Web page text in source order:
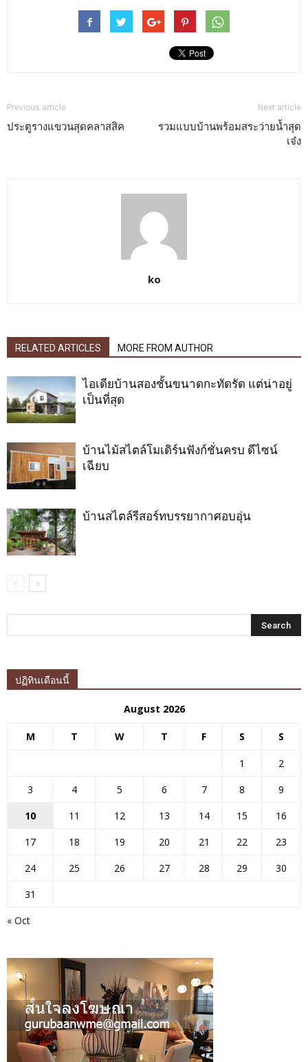
Previous article
ประตูรางแขวนสุดคลาสสิค
Next article
รวมแบบบ้านพร้อมสระว่ายน้ำสุด
เจ๋ง
ko
RELATED ARTICLES MORE FROM AUTHOR
ไอเดียบ้านสองชั้นขนาดกะทัดรัด แต่น่าอยู่
เป็นที่สุด
บ้านไม้สไตล์โมเดิร์นฟังก์ชั่นครบ ดีไซน์
เฉียบ
บ้านสไตล์รีสอร์ทบรรยากาศอบอุ่น
ปฏิทินเดือนนี้
August 2026
M T W T F S S
« Oct
1
2
3
4 5 6 7 8
9
10
11 12 13 14 15
16
17
18 19 20 21 22
23
24
25 26 27 28 29
30
31